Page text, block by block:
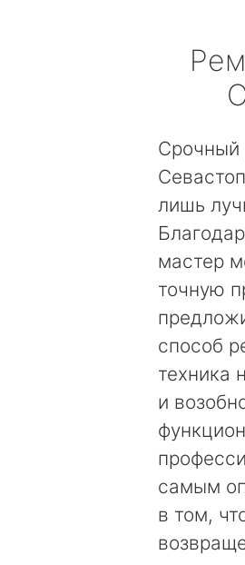
Срочный
лишь
мастер
точную
способ
техника
и
самым
в том,